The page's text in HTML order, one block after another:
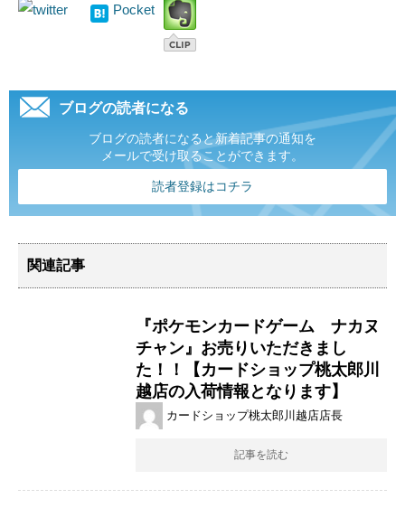
Pocket
ブログの読者になる
ブログの読者になると新着記事の通知を
メールで受け取ることができます。
読者登録はコチラ
関連記事
『ポケモンカードゲーム ナカヌ
チャン』お売りいただきまし
た！！【カードショップ桃太郎川
越店の入荷情報となります】
カードショップ桃太郎川越店店長
記事を読む